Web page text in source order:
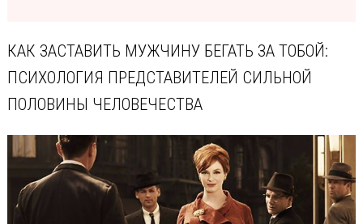
КАК ЗАСТАВИТЬ МУЖЧИНУ БЕГАТЬ ЗА ТОБОЙ:
ПСИХОЛОГИЯ ПРЕДСТАВИТЕЛЕЙ СИЛЬНОЙ
ПОЛОВИНЫ ЧЕЛОВЕЧЕСТВА